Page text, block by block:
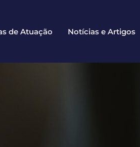
de Atuação Notícias e Artigos